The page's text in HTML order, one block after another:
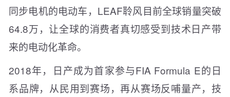
同步电机的电动车，LEAF聆风目前全球销量突破
64.8万，让全球的消费者真切感受到技术日产带
来的电动化革命。
2018年，日产成为首家参与FIA Formula E的日
系品牌，从民用到赛场，再从赛场反哺量产，技